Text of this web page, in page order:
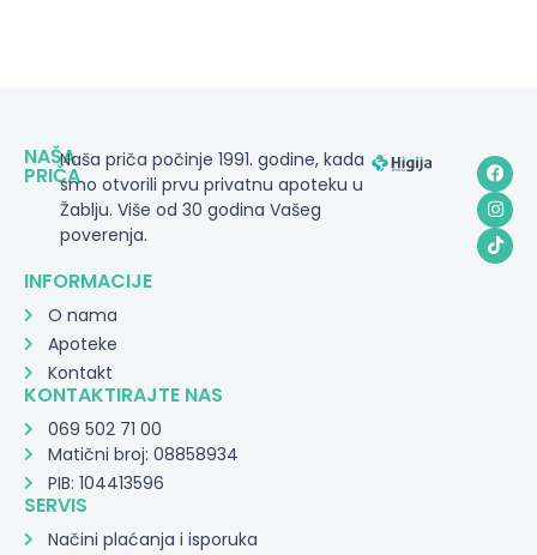
NAŠA
PRIČA
Naša priča počinje 1991. godine, kada
smo otvorili prvu privatnu apoteku u
Žablju. Više od 30 godina Vašeg
poverenja.
INFORMACIJE
O nama
Apoteke
Kontakt
KONTAKTIRAJTE NAS
069 502 71 00
Matični broj: 08858934
PIB: 104413596
SERVIS
Načini plaćanja i isporuka